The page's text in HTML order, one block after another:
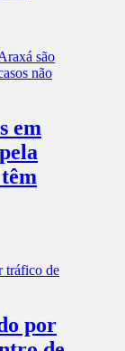
em
por